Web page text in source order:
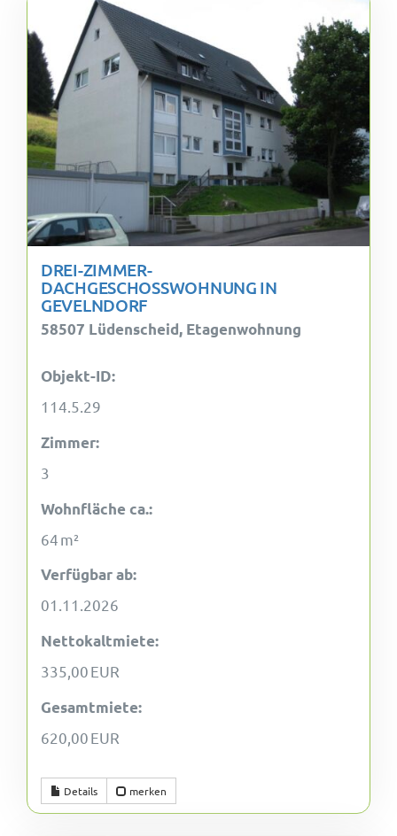
DREI-ZIMMER-
DACHGESCHOSSWOHNUNG IN
GEVELNDORF
58507 Lüdenscheid, Etagenwohnung
Objekt-ID:
114.5.29
Zimmer:
3
Wohnfläche ca.:
64 m²
Verfügbar ab:
01.11.2026
Nettokaltmiete:
335,00 EUR
Gesamtmiete:
620,00 EUR
Details merken